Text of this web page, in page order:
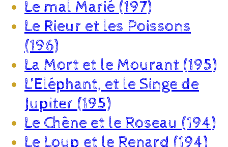
Le mal Marié (197)
Le Rieur et les Poissons
(196)
La Mort et le Mourant (195)
L’Eléphant, et le Singe de
Jupiter (195)
Le Chêne et le Roseau (194)
Le Loup et le Renard (194)